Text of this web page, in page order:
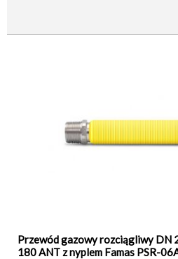
Przewód gazowy rozciągliwy DN
180 ANT z nyplem Famas PSR-